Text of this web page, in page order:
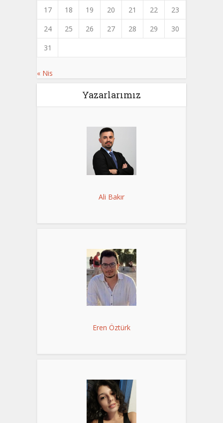
17
18 19 20 21 22
23
24
25 26 27 28 29
30
31
« Nis
Yazarlarımız
Ali Bakır
Eren Öztürk